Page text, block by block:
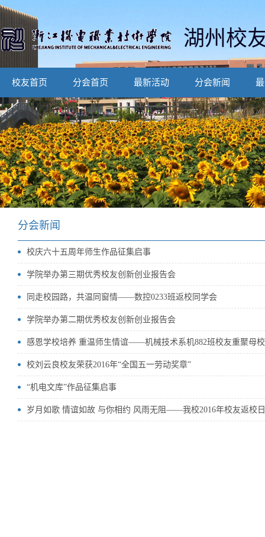
湖州校
校友首页 分会首页 最新活动 分会新闻
分会新闻
校庆六十五周年师生作品征集启事
学院举办第三期优秀校友创新创业报告会
同走校园路，共温同窗情——数控0233班返校同学会
学院举办第二期优秀校友创新创业报告会
感恩学校培养 重温师生情谊——机械技术系机882班校友重聚母校
校刘云良校友荣获2016年“全国五一劳动奖章”
“机电文库”作品征集启事
岁月如歌 情谊如故 与你相约 风雨无阻——我校2016年校友返校